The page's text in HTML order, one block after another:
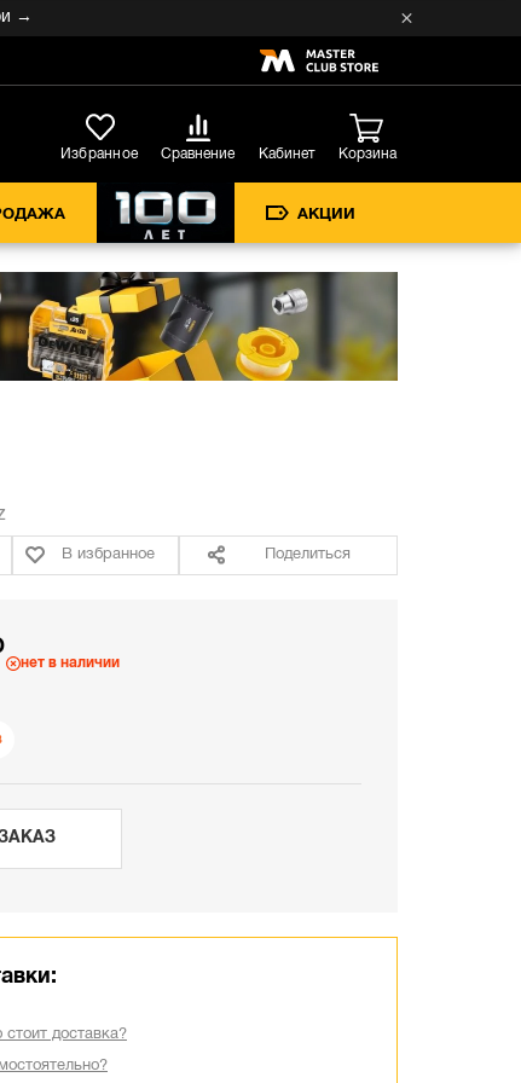
Избранное Сравнение Кабинет Корзина
АКЦИИ
В избранное Поделиться
нет в наличии
стоит доставка?